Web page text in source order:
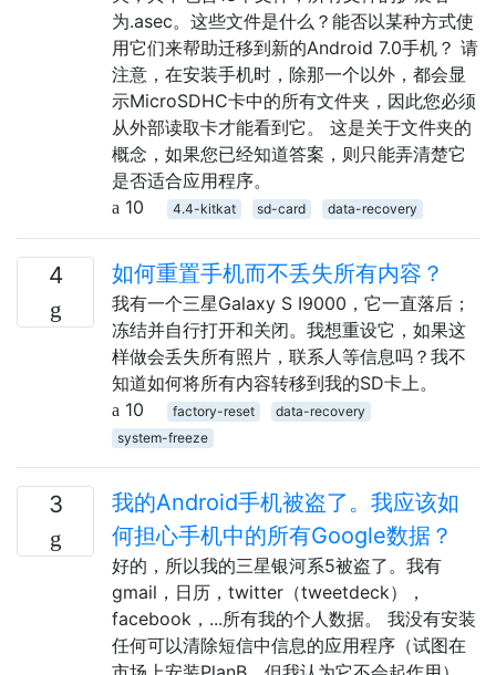
为.asec。这些文件是什么？能否以某种方式使
用它们来帮助迁移到新的Android 7.0手机？ 请
注意，在安装手机时，除那一个以外，都会显
示MicroSDHC卡中的所有文件夹，因此您必须
从外部读取卡才能看到它。 这是关于文件夹的
概念，如果您已经知道答案，则只能弄清楚它
是否适合应用程序。
10
4.4-kitkat sd-card data-recovery
4 如何重置手机而不丢失所有内容？
我有一个三星Galaxy S I9000，它一直落后；
冻结并自行打开和关闭。我想重设它，如果这
样做会丢失所有照片，联系人等信息吗？我不
知道如何将所有内容转移到我的SD卡上。
10
factory-reset
data-recovery
system-freeze
3
我的Android手机被盗了。我应该如
何担心手机中的所有Google数据？
好的，所以我的三星银河系5被盗了。我有
gmail，日历，twitter（tweetdeck），
facebook，...所有我的个人数据。 我没有安装
任何可以清除短信中信息的应用程序（试图在